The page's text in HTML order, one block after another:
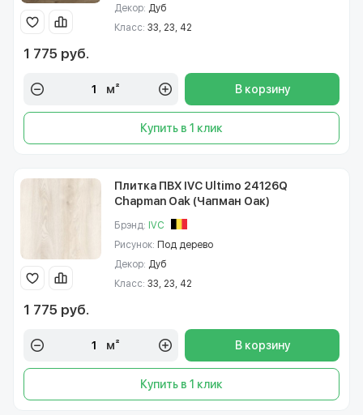
Декор: Дуб
Класс: 33, 23, 42
1 775 руб.
м² В корзину
Купить в 1 клик
Плитка ПВХ IVC Ultimo 24126Q
Chapman Oak (Чапман Оак)
Брэнд: IVC
Рисунок: Под дерево
Декор: Дуб
Класс: 33, 23, 42
1 775 руб.
м² В корзину
Купить в 1 клик